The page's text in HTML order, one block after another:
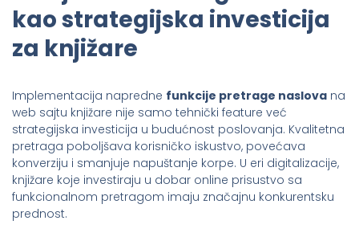
kao strategijska investicija
za knjižare
Implementacija napredne funkcije pretrage naslova na
web sajtu knjižare nije samo tehnički feature već
strategijska investicija u budućnost poslovanja. Kvalitetna
pretraga poboljšava korisničko iskustvo, povećava
konverziju i smanjuje napuštanje korpe. U eri digitalizacije,
knjižare koje investiraju u dobar online prisustvo sa
funkcionalnom pretragom imaju značajnu konkurentsku
prednost.